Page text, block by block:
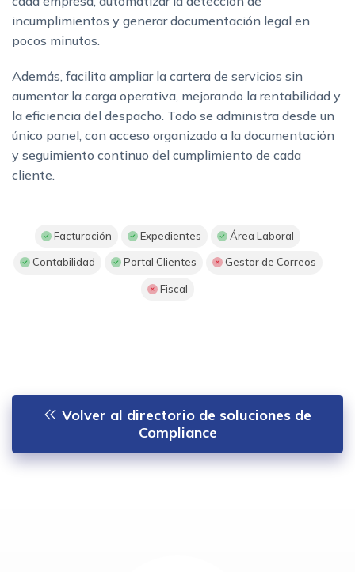
incumplimientos y generar documentación legal en
pocos minutos.
Además, facilita ampliar la cartera de servicios sin
aumentar la carga operativa, mejorando la rentabilidad y
la eficiencia del despacho. Todo se administra desde un
único panel, con acceso organizado a la documentación
y seguimiento continuo del cumplimiento de cada
cliente.
Facturación Expedientes Área Laboral
Contabilidad Portal Clientes Gestor de Correos
Fiscal
Volver al directorio de soluciones de
Compliance